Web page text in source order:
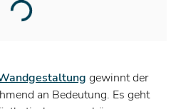
gewinnt der
an Bedeutung. Es geht